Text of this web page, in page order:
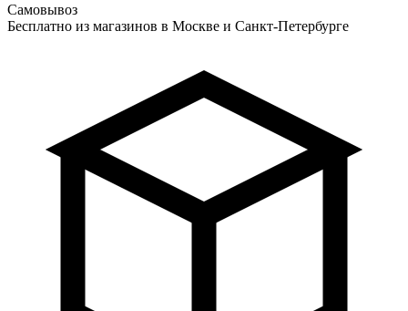
Самовывоз
Бесплатно из магазинов в Москве и Санкт-Петербурге